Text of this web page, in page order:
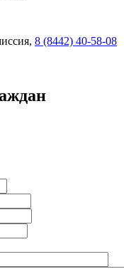
8 (8442) 40-58-08